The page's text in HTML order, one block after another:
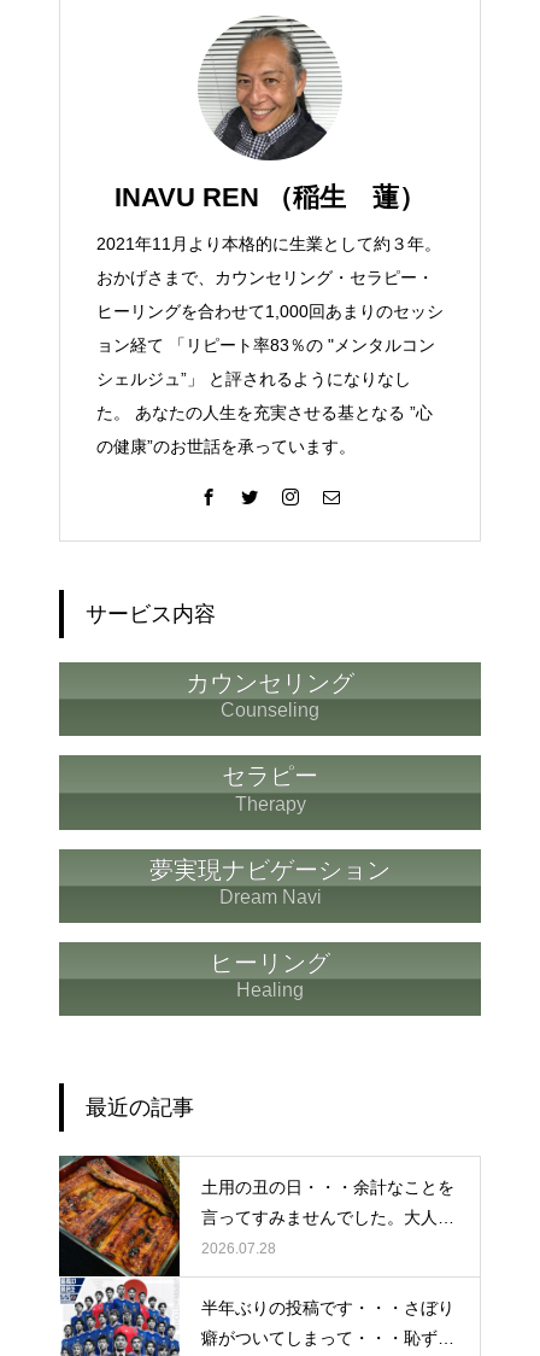
INAVU REN （稲生 蓮）
2021年11月より本格的に生業として約３年。
おかげさまで、カウンセリング・セラピー・
ヒーリングを合わせて1,000回あまりのセッシ
ョン経て 「リピート率83％の "メンタルコン
シェルジュ”」 と評されるようになりなし
た。 あなたの人生を充実させる基となる ”心
の健康”のお世話を承っています。
サービス内容
カウンセリング
Counseling
セラピー
Therapy
夢実現ナビゲーション
Dream Navi
ヒーリング
Healing
最近の記事
土用の丑の日・・・余計なことを
言ってすみませんでした。大人気
なかったですね・・・
2026.07.28
半年ぶりの投稿です・・・さぼり
癖がついてしまって・・・恥ずか